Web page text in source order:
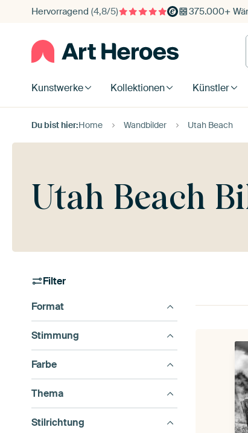
Hervorragend (4,8/5) 375.000+
Kunstwerke Kollektionen Künstler
Du bist hier:Home Wandbilder Utah Beach
Utah Beach
Filter
Format
Stimmung
Farbe
Thema
Stilrichtung